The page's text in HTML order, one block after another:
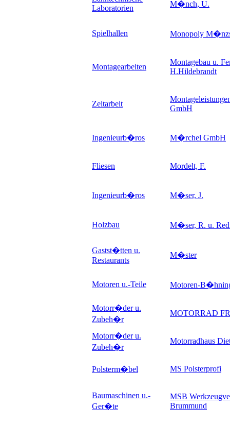
Laboratorien
M�nch, U.
Spielhallen Monopoly
Montagearbeiten
Montagebau u.
H.Hildebrandt
Zeitarbeit
GmbH
Ingenieurb�ros M�rchel GmbH
Fliesen Mordelt, F.
Ingenieurb�ros M�ser, J.
Holzbau M�ser, R. u.
Gastst�tten u.
Restaurants
M�ster
Motoren u.-Teile Motoren-
Motorr�der u.
Zubeh�r
MOTORRAD
Motorr�der u.
Zubeh�r
Motorradhaus
Polsterm�bel MS Polsterprofi
Baumaschinen u.-
Ger�te
MSB
Brummund